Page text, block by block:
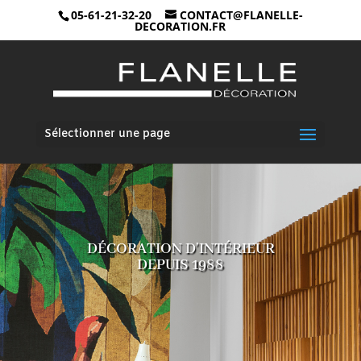
05-61-21-32-20 CONTACT@FLANELLE-
DECORATION.FR
Sélectionner une page
FLANELLE
DÉCORATIO
N